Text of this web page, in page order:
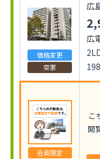
価格変更
空家
広
広
会員限定
こ
閲